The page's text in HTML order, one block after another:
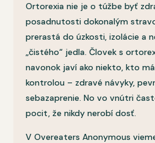
Ortorexia nie je o túžbe byť
posadnutosti dokonalým
prerastá do úzkosti, izolácie a
„čistého“ jedla. Človek s
navonok javí ako niekto, kto
kontrolou – zdravé návyky,
sebazaprenie. No vo vnútri
pocit, že nikdy nerobí dosť.
V Overeaters Anonymous